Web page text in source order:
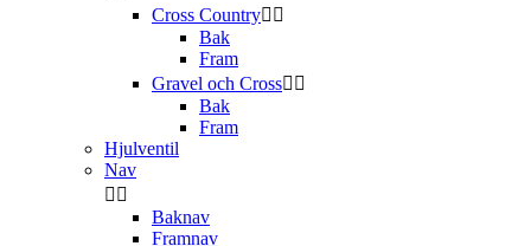
Cross Country 
Bak
Fram
Gravel och Cross 
Bak
Fram
Hjulventil
Nav
 
Baknav
Framnav